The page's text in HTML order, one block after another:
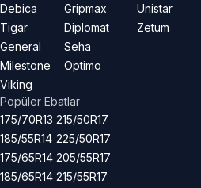
Debica
Tigar
General
Milestone
Viking
Gripmax
Diplomat
Seha
Optimo
Unistar
Zetum
Popüler Ebatlar
175/70R13
185/55R14
175/65R14
185/65R14
215/50R17
225/50R17
205/55R17
215/55R17